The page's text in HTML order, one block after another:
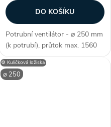
DO KOŠÍKU
Potrubní ventilátor - ⌀ 250 mm
(k potrubí), průtok max. 1560
m3/h, otáčky max. 2550, 2
rychlosti, barva šedá, max.
statický tlak 510 Pa,
⚙️ Kuličková ložiska
⌀ 250